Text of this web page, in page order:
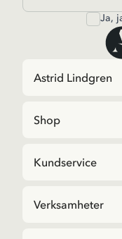
Ja,
Astrid Lindgren
Shop
Kundservice
Verksamheter